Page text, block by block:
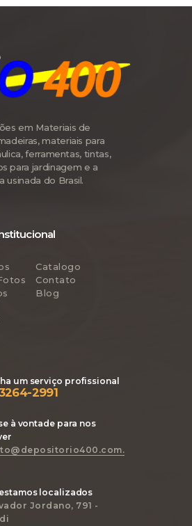
em Materiais de
materiais para
ferramentas, tintas,
para jardinagem e a
usinada do Brasil.
Catalogo
Contato
Blog
um serviço profissional
2991
à vontade para nos
localizados
Jordano, 791 -